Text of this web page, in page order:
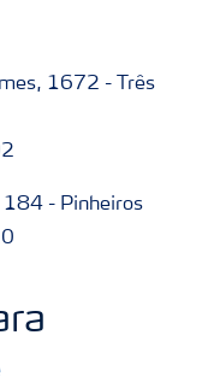
1672 - Três
184 - Pinheiros